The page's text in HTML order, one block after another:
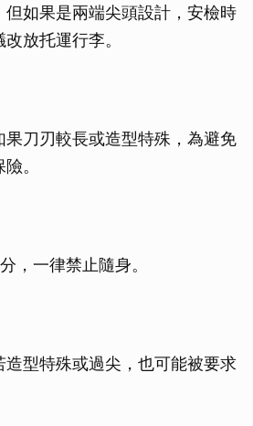
如果是兩端尖頭設計，安檢時
放托運行李。
果刀刃較長或造型特殊，為避免
。
，一律禁止隨身。
造型特殊或過尖，也可能被要求